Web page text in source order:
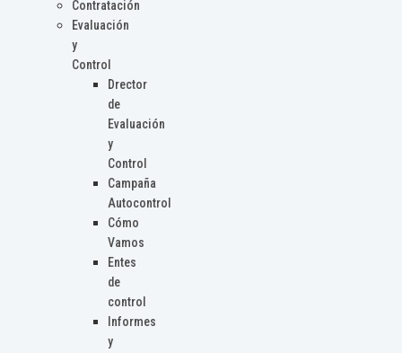
Contratación
Evaluación
y
Control
Drector
de
Evaluación
y
Control
Campaña
Autocontrol
Cómo
Vamos
Entes
de
control
Informes
y